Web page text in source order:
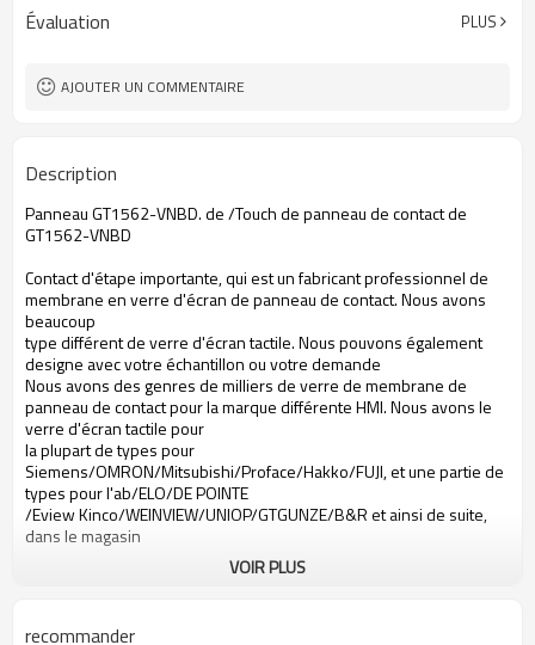
Évaluation PLUS
AJOUTER UN COMMENTAIRE
Description
Panneau GT1562-VNBD. de /Touch de panneau de contact de
GT1562-VNBD
Contact d'étape importante, qui est un fabricant professionnel de
membrane en verre d'écran de panneau de contact. Nous avons
beaucoup
type différent de verre d'écran tactile. Nous pouvons également
designe avec votre échantillon ou votre demande
Nous avons des genres de milliers de verre de membrane de
panneau de contact pour la marque différente HMI. Nous avons le
verre d'écran tactile pour
la plupart de types pour
Siemens/OMRON/Mitsubishi/Proface/Hakko/FUJI, et une partie de
types pour l'ab/ELO/DE POINTE
/Eview Kinco/WEINVIEW/UNIOP/GTGUNZE/B&R et ainsi de suite,
dans le magasin
Écran tactile de GT1562-VNBDVOIR PLUS
recommander